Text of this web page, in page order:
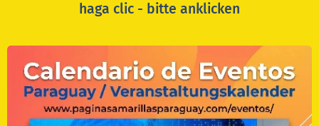
haga clic - bitte anklicken